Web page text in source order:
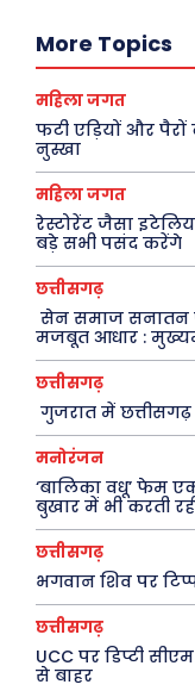
राजनीति
अपराध
सरकारी योजना
मनोरंजन
फ़िल्मी दुनिया
खेल
अजब-ग़ज़ब
पर्यटन
जानकारी
Tech
Laptops
Mobiles
स्वास्थ्य
कैरियर और शिक्षा
More Topics
महिला जगत
फटी एड़ियों और
नुस्खा
महिला जगत
रेस्टोरेंट जैसा
बड़े सभी पसंद करेंगे
छत्तीसगढ़
सेन समाज सनातन
मजबूत आधार :
छत्तीसगढ़
गुजरात में
मनोरंजन
‘बालिका वधू’ फेम
बुखार में भी करती
छत्तीसगढ़
भगवान शिव पर
छत्तीसगढ़
UCC पर डिप्टी
से बाहर